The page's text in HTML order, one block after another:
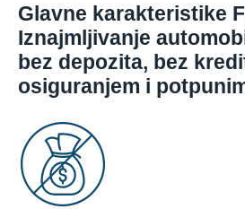
Glavne karakteristike
Iznajmljivanje
bez depozita, bez
osiguranjem i